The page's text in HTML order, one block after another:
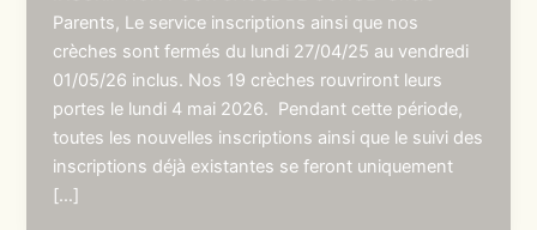
Parents, Le service inscriptions ainsi que nos
crèches sont fermés du lundi 27/04/25 au vendredi
01/05/26 inclus. Nos 19 crèches rouvriront leurs
portes le lundi 4 mai 2026. Pendant cette période,
toutes les nouvelles inscriptions ainsi que le suivi des
inscriptions déjà existantes se feront uniquement
[…]